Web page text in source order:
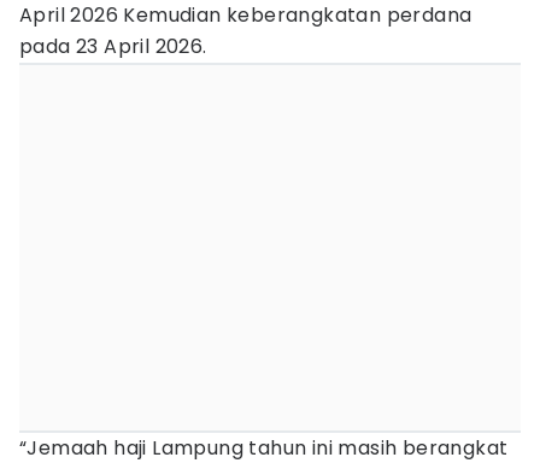
April 2026 Kemudian keberangkatan perdana
pada 23 April 2026.
“Jemaah haji Lampung tahun ini masih berangkat